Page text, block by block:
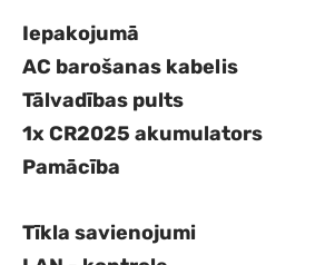
Iepakojumā
AC barošanas kabelis
Tālvadības pults
1x CR2025 akumulators
Pamācība
Tīkla savienojumi